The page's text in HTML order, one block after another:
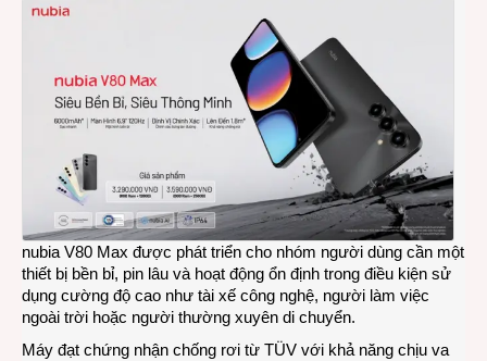
nubia V80 Max được phát triển cho nhóm người dùng cần một
thiết bị bền bỉ, pin lâu và hoạt động ổn định trong điều kiện sử
dụng cường độ cao như tài xế công nghệ, người làm việc
ngoài trời hoặc người thường xuyên di chuyển.
Máy đạt chứng nhận chống rơi từ TÜV với khả năng chịu va